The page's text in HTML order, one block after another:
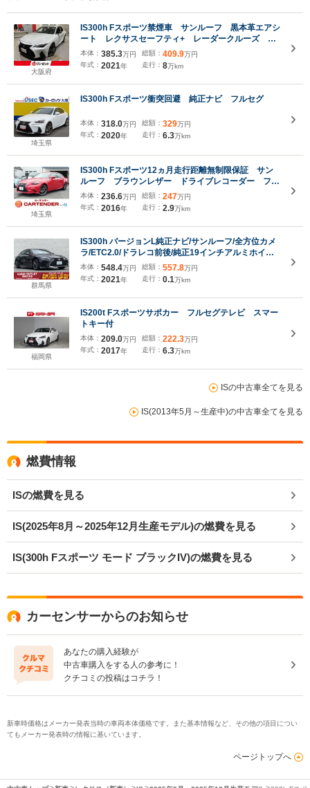
大阪府
IS300h Fスポーツ禁煙車 サンルーフ 黒本革エアシ
ート レクサスセーフティ+ レーダークルーズ ク
リアランスソナー レーンキープ ブラインドスポッ
トモニタ パーキングサポート メーカーナビゲーシ
ョン 純正19インチAW
本体： 385.3万円
年式： 2021年
総額： 409.9万円
走行： 8万km
埼玉県
IS300h Fスポーツ衝突回避 純正ナビ フルセグ
本体： 318.0万円
年式： 2020年
総額： 329万円
走行： 6.3万km
埼玉県
IS300h Fスポーツ12ヵ月走行距離無制限保証 サン
ルーフ ブラウンレザー ドライブレコーダー フル
セグTV ETC バックカメラ ナビ TV アルミ
ホイール オートライト シートヒーター
本体： 236.6万円
年式： 2016年
総額： 247万円
走行： 2.9万km
群馬県
IS300h バージョンL純正ナビ/サンルーフ/全方位カメ
ラ/ETC2.0/ドラレコ前後/純正19インチアルミホイー
ル/パワーシート/シートヒーター/エアシート/クルーズ
コントロール/モデリスタ/純正フロアマット/モデリス
本体： 548.4万円
年式： 2021年
総額： 557.8万円
走行： 0.1万km
福岡県
IS200t Fスポーツサポカー フルセグテレビ スマー
トキー付
本体： 209.0万円
年式： 2017年
総額： 222.3万円
走行： 6.3万km
ISの中古車全てを見る
IS(2013年5月～生産中)の中古車全てを見る
燃費情報
ISの燃費を見る
IS(2025年8月～2025年12月生産モデル)の燃費を見る
IS(300h Fスポーツ モード ブラックIV)の燃費を見る
カーセンサーからのお知らせ
あなたの購入経験が
中古車購入をする人の参考に！
クチコミの投稿はコチラ！
新車時価格はメーカー発表当時の車両本体価格です。また基本情報など、その他の項目につい
てもメーカー発表時の情報に基いています。
ページトップへ